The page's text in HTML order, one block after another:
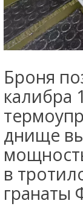
Броня
калибра
днище
в
гранаты